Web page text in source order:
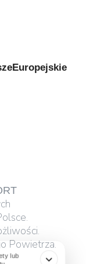
lub
Powietrza.